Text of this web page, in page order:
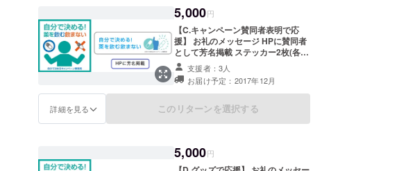
5,000円
【C.キャンペーン賛同者表明で応
援】 お礼のメッセージ HPに賛同者
として芳名掲載 ステッカー2枚(各1
枚) 支援者：3人
お届け予定：2017年12月
詳細を見る このリターンを選択する
5,000円